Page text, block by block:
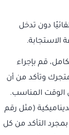
دون تدخل
قم بإجراء
وتأكد من أن
المناسب.
(مثل رقم
التأكد من كل